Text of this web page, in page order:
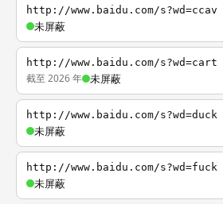
http://www.baidu.com/s?wd=ccav
未屏蔽
http://www.baidu.com/s?wd=cart
截至 2026 年 未屏蔽
http://www.baidu.com/s?wd=duck
未屏蔽
http://www.baidu.com/s?wd=fuck
未屏蔽